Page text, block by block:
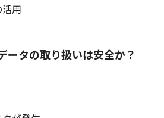
用
ータの取り扱いは安全か？